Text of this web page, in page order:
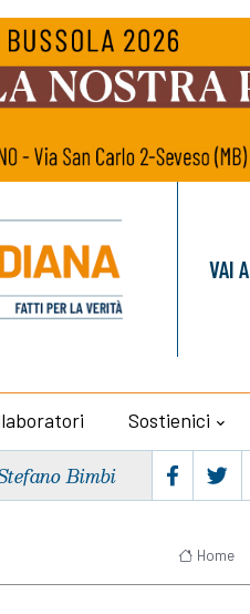
VAI A
Sostienici
Bimbi
Home